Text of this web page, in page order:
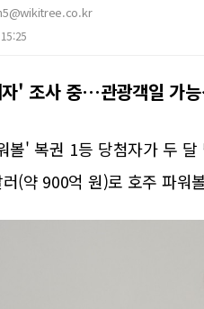
' 조사 중…관광객일 가
볼' 복권 1등 당첨자가 두
(약 900억 원)로 호주 파워